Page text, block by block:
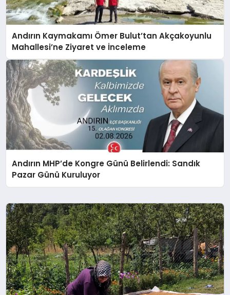
Andırın Kaymakamı Ömer Bulut’tan Akçakoyunlu
Mahallesi’ne Ziyaret ve İnceleme
Andırın MHP’de Kongre Günü Belirlendi: Sandık
Pazar Günü Kuruluyor